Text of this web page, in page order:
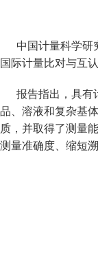
中国计量科学研
国际计量比对与互
报告指出，具有
品、溶液和复杂基
质，并取得了测量
测量准确度、缩短